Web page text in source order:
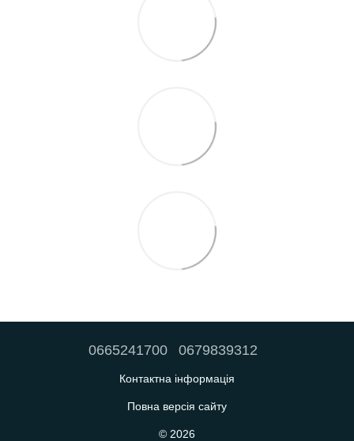
0665241700 0679839312
Контактна інформація
Повна версія сайту
© 2026